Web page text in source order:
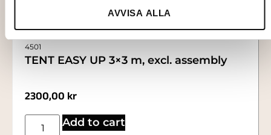
AVVISA ALLA
4501
TENT EASY UP 3×3 m, excl. assembly
2300,00 kr
Add to cart